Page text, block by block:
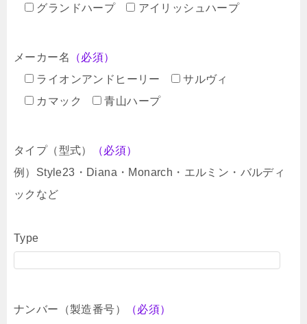
グランドハープ
アイリッシュハープ
メーカー名
（必須）
ライオンアンドヒーリー
サルヴィ
カマック
青山ハープ
タイプ（型式）
（必須）
例）Style23・Diana・Monarch・エルミン・バルディ
ックなど
Type
ナンバー（製造番号）
（必須）